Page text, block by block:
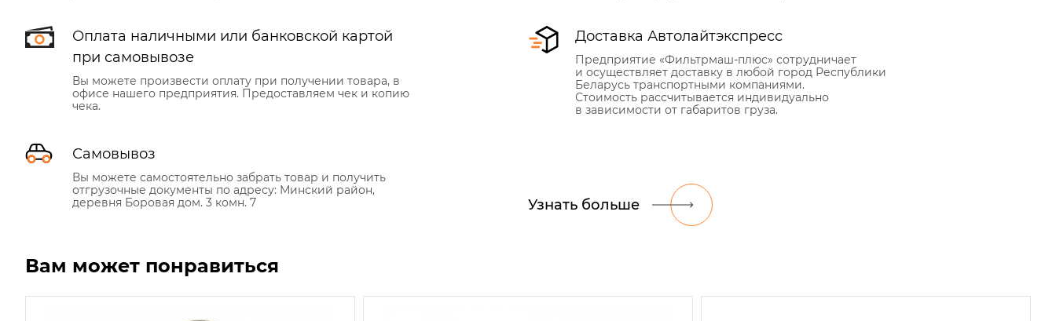
Оплата наличными или банковской картой
при самовывозе
Вы можете произвести оплату при получении товара, в
офисе нашего предприятия. Предоставляем чек и копию
чека.
Доставка Автолайтэкспресс
Предприятие «Фильтрмаш-плюс» сотрудничает
и осуществляет доставку в любой город Республики
Беларусь транспортными компаниями.
Стоимость рассчитывается индивидуально
в зависимости от габаритов груза.
Самовывоз
Вы можете самостоятельно забрать товар и получить
отгрузочные документы по адресу: Минский район,
деревня Боровая дом. 3 комн. 7
Узнать больше
Вам может понравиться